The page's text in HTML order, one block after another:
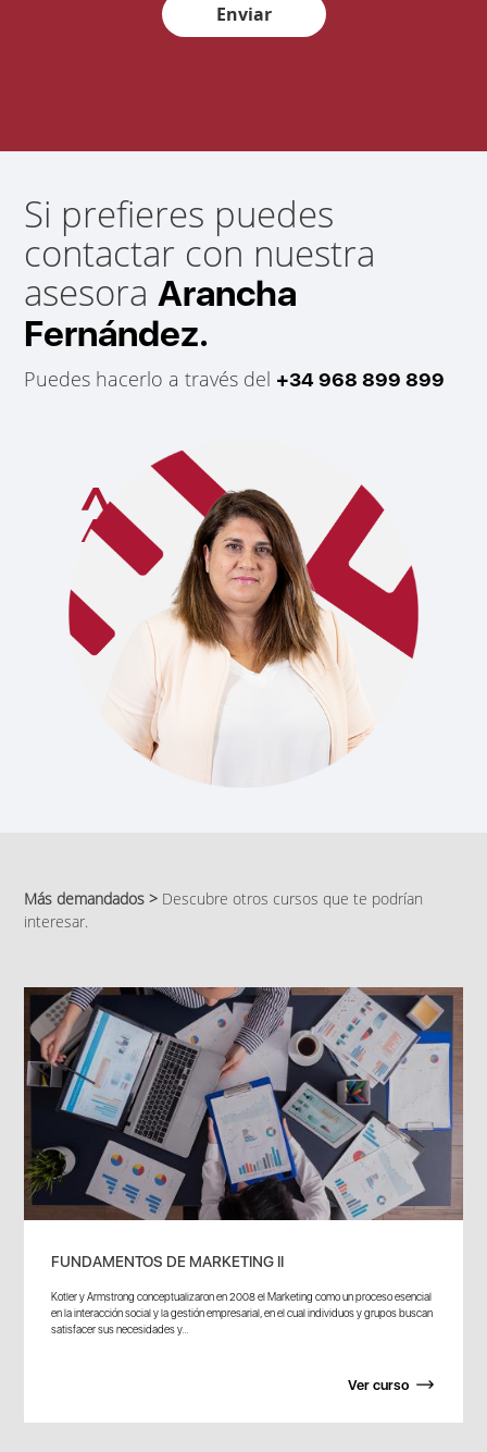
Enviar
Si prefieres puedes
contactar con nuestra
asesoraArancha
Fernández.
Puedes hacerlo a través del +34 968 899 899
Más demandados > Descubre otros cursos que te podrían
interesar.
FUNDAMENTOS DE MARKETING II
Kotler y Armstrong conceptualizaron en 2008 el Marketing como un proceso esencial
en la interacción social y la gestión empresarial, en el cual individuos y grupos buscan
satisfacer sus necesidades y...
Ver curso